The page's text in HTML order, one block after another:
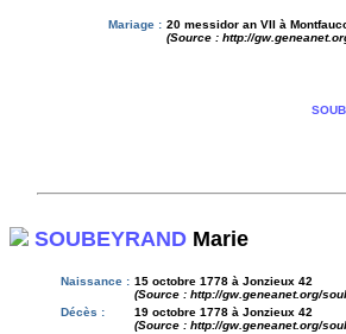
Mariage : 20 messidor an VII à
(Source : http://
SOUBEYRAND Marie
Naissance : 15 octobre 1778 à Jonzieux 42
(Source : http://gw.geneanet.org/
Décès :
19 octobre 1778 à Jonzieux 42
(Source : http://gw.geneanet.org/